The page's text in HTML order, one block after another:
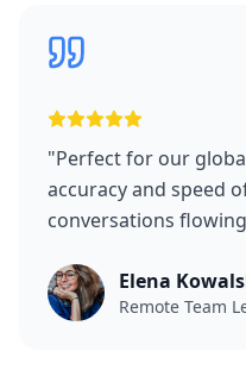
"Perfect for our
accuracy and speed
conversations
Elena
Remote Team